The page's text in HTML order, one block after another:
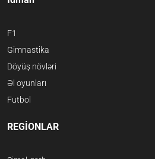
F1
Gimnastika
Döyüş növləri
Əl oyunları
Futbol
REGİONLAR